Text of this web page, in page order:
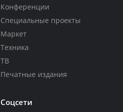
Конференции
Специальные проекты
Маркет
Техника
ТВ
Печатные издания
Соцсети